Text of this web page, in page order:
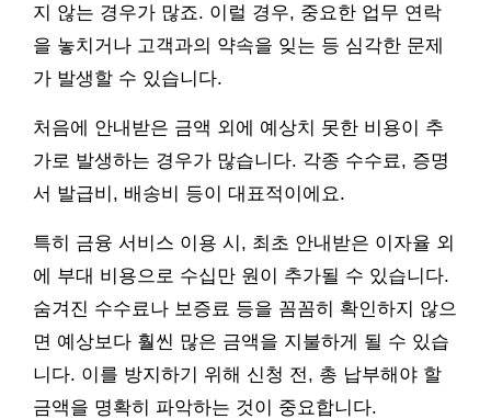
지 않는 경우가 많죠. 이럴 경우, 중요한 업무 연락
을 놓치거나 고객과의 약속을 잊는 등 심각한 문제
가 발생할 수 있습니다.
처음에 안내받은 금액 외에 예상치 못한 비용이 추
가로 발생하는 경우가 많습니다. 각종 수수료, 증명
서 발급비, 배송비 등이 대표적이에요.
특히 금융 서비스 이용 시, 최초 안내받은 이자율 외
에 부대 비용으로 수십만 원이 추가될 수 있습니다.
숨겨진 수수료나 보증료 등을 꼼꼼히 확인하지 않으
면 예상보다 훨씬 많은 금액을 지불하게 될 수 있습
니다. 이를 방지하기 위해 신청 전, 총 납부해야 할
금액을 명확히 파악하는 것이 중요합니다.